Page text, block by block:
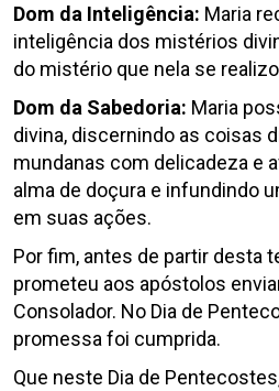
Dom da Inteligência: Maria
inteligência dos mistérios
do mistério que nela se
Dom da Sabedoria: Maria
divina, discernindo as coisas
mundanas com delicadeza e
alma de doçura e infundindo
em suas ações.
Por fim, antes de partir desta
prometeu aos apóstolos
Consolador. No Dia de
promessa foi cumprida.
Que neste Dia de